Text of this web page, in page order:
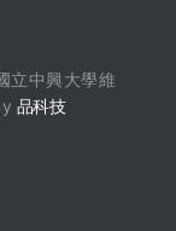
中興大學維
品科技